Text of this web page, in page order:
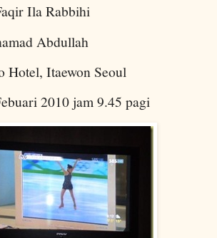
Ila Rabbihi
Abdullah
Hotel, Itaewon Seoul
2010 jam 9.45 pagi